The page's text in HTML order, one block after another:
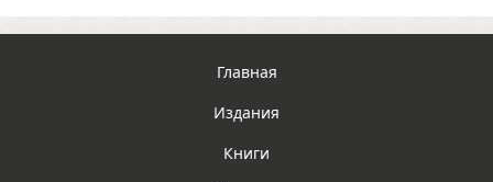
Главная
Издания
Книги